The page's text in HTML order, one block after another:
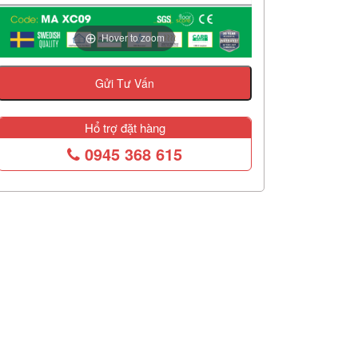
Hover to zoom
Gửi Tư Vấn
Hổ trợ đặt hàng
0945 368 615